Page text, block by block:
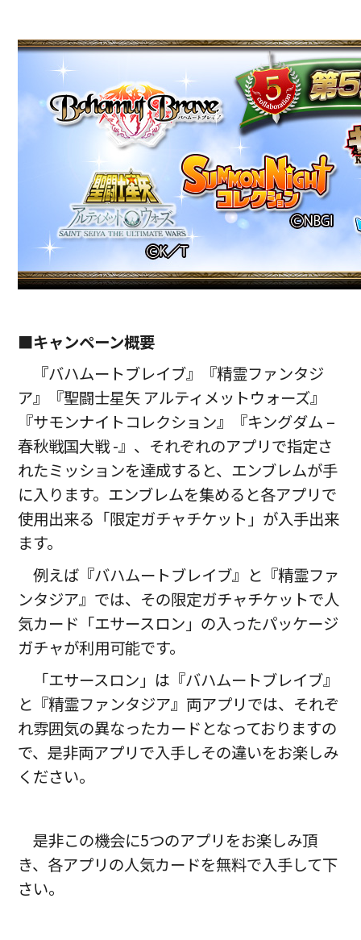
■キャンペーン概要
『バハムートブレイブ』『精霊ファンタジ
ア』『聖闘士星矢 アルティメットウォーズ』
『サモンナイトコレクション』『キングダム –
春秋戦国大戦 -』、それぞれのアプリで指定さ
れたミッションを達成すると、エンブレムが手
に入ります。エンブレムを集めると各アプリで
使用出来る「限定ガチャチケット」が入手出来
ます。
例えば『バハムートブレイブ』と『精霊ファ
ンタジア』では、その限定ガチャチケットで人
気カード「エサースロン」の入ったパッケージ
ガチャが利用可能です。
「エサースロン」は『バハムートブレイブ』
と『精霊ファンタジア』両アプリでは、それぞ
れ雰囲気の異なったカードとなっておりますの
で、是非両アプリで入手しその違いをお楽しみ
ください。
是非この機会に5つのアプリをお楽しみ頂
き、各アプリの人気カードを無料で入手して下
さい。